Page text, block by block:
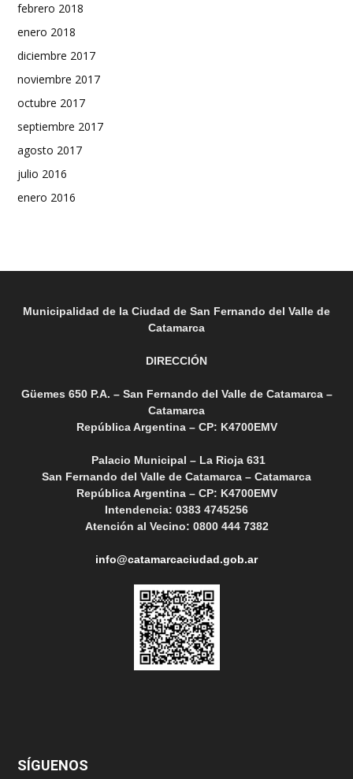
febrero 2018
enero 2018
diciembre 2017
noviembre 2017
octubre 2017
septiembre 2017
agosto 2017
julio 2016
enero 2016
Municipalidad de la Ciudad de San Fernando del Valle de
Catamarca
DIRECCIÓN
Güemes 650 P.A. – San Fernando del Valle de Catamarca –
Catamarca
República Argentina – CP: K4700EMV
Palacio Municipal – La Rioja 631
San Fernando del Valle de Catamarca – Catamarca
República Argentina – CP: K4700EMV
Intendencia: 0383 4745256
Atención al Vecino: 0800 444 7382
info@catamarcaciudad.gob.ar
SÍGUENOS